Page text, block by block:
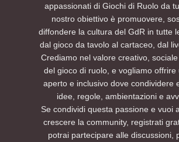
appassionati di Giochi di Ruolo da
nostro obiettivo è promuovere,
diffondere la cultura del GdR in tutte
dal gioco da tavolo al cartaceo, dal
Crediamo nel valore creativo,
del gioco di ruolo, e vogliamo offrire
aperto e inclusivo dove condividere
idee, regole, ambientazioni e
Se condividi questa passione e vuoi
crescere la community, registrati
potrai partecipare alle discussioni,